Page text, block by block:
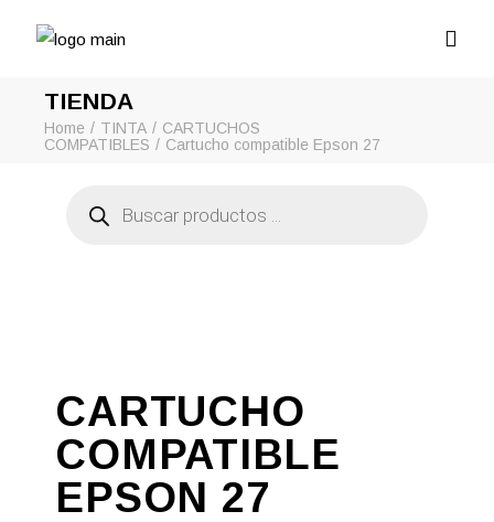
TIENDA
Home TINTA
CARTUCHOS
COMPATIBLES
Cartucho compatible Epson 27
productos
CARTUCHO
COMPATIBLE
EPSON 27